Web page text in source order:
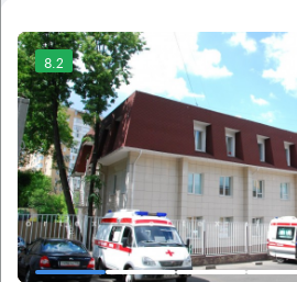
8.2